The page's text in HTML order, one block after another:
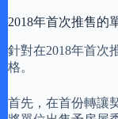
2018年首次推售的
針對在2018年首次
格。
首先，在首份轉讓